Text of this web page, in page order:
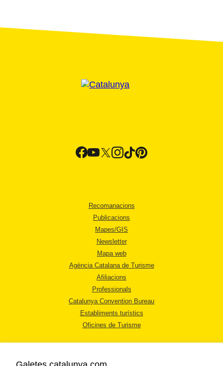
Recomanacions
Publicacions
Mapes/GIS
Newsletter
Mapa web
Agència Catalana de Turisme
Afiliacions
Professionals
Catalunya Convention Bureau
Establiments turístics
Oficines de Turisme